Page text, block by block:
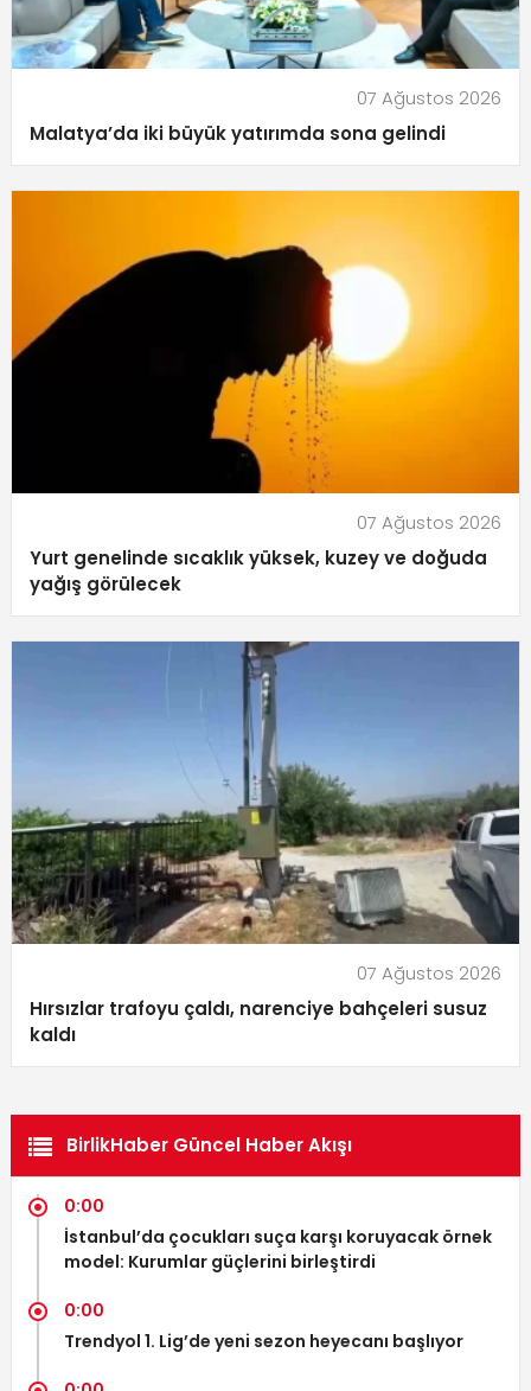
07 Ağustos 2026
Malatya’da iki büyük yatırımda sona gelindi
07 Ağustos 2026
Yurt genelinde sıcaklık yüksek, kuzey ve doğuda
yağış görülecek
07 Ağustos 2026
Hırsızlar trafoyu çaldı, narenciye bahçeleri susuz
kaldı
BirlikHaber Güncel Haber Akışı
0:00
İstanbul’da çocukları suça karşı koruyacak örnek
model: Kurumlar güçlerini birleştirdi
0:00
Trendyol 1. Lig’de yeni sezon heyecanı başlıyor